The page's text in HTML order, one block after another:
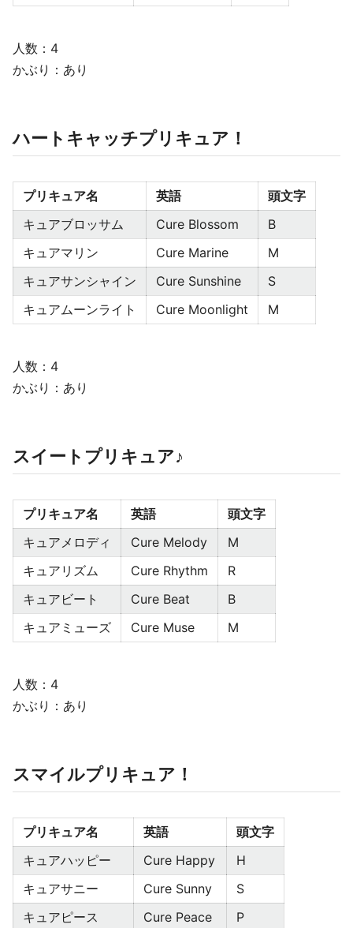
人数：4
かぶり：あり
ハートキャッチプリキュア！
プリキュア名 英語
頭文字
キュアブロッサム
Cure Blossom
B
キュアマリン
Cure Marine
M
キュアサンシャイン
Cure Sunshine
S
キュアムーンライト
Cure Moonlight M
人数：4
かぶり：あり
スイートプリキュア♪
プリキュア名 英語
頭文字
キュアメロディ
Cure Melody
M
キュアリズム
Cure Rhythm
R
キュアビート
Cure Beat
B
キュアミューズ
Cure Muse M
人数：4
かぶり：あり
スマイルプリキュア！
プリキュア名 英語
頭文字
キュアハッピー
Cure Happy
H
キュアサニー
Cure Sunny
S
キュアピース
Cure Peace
P